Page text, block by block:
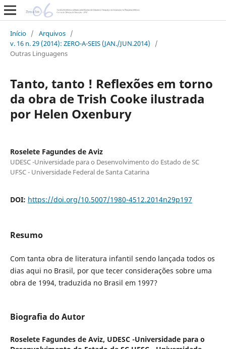
Início / Arquivos /
v. 16 n. 29 (2014): ZERO-A-SEIS (JAN./JUN.2014)
/
Outras Linguagens
Tanto, tanto ! Reflexões em torno
da obra de Trish Cooke ilustrada
por Helen Oxenbury
Roselete Fagundes de Aviz
UDESC -Universidade para o Desenvolvimento do Estado de SC
UFSC - Universidade Federal de Santa Catarina
DOI: https://doi.org/10.5007/1980-4512.2014n29p197
Resumo
Com tanta obra de literatura infantil sendo lançada todos os
dias aqui no Brasil, por que tecer considerações sobre uma
obra de 1994, traduzida no Brasil em 1997?
Biografia do Autor
Roselete Fagundes de Aviz, UDESC -Universidade para o